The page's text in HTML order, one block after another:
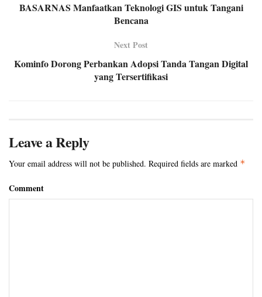
BASARNAS Manfaatkan Teknologi GIS untuk Tangani
Bencana
Next Post
Kominfo Dorong Perbankan Adopsi Tanda Tangan Digital
yang Tersertifikasi
Leave a Reply
Your email address will not be published. Required fields are marked *
Comment